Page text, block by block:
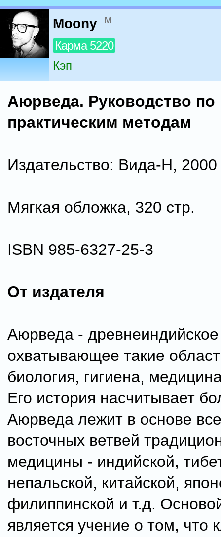
Moony м
Карма 5220
Кэп
Аюрведа. Руководство по
практическим методам
Издательство: Вида-Н, 2000
Мягкая обложка, 320 стр.
ISBN 985-6327-25-3
От издателя
Аюрведа -
охватывающее такие
биология, гигиена,
Его история насчитывает
Аюрведа лежит в основе
восточных ветвей
медицины - индийской,
непальской, китайской,
филиппинской и т.д.
является учение о том, что